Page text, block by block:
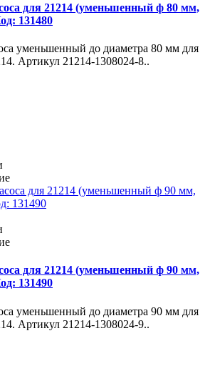
для 21214 (уменьшенный ф 80 мм,
131480
уменьшенный до диаметра 80 мм для
Артикул 21214-1308024-8..
для 21214 (уменьшенный ф 90 мм,
131490
уменьшенный до диаметра 90 мм для
Артикул 21214-1308024-9..